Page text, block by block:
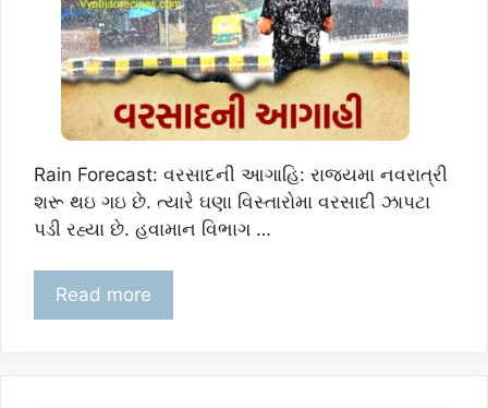
Rain Forecast: વરસાદની આગાહિ: રાજયમા નવરાત્રી
શરૂ થઇ ગઇ છે. ત્યારે ઘણા વિસ્તારોમા વરસાદી ઝાપટા
પડી રહ્યા છે. હવામાન વિભાગ …
Read more